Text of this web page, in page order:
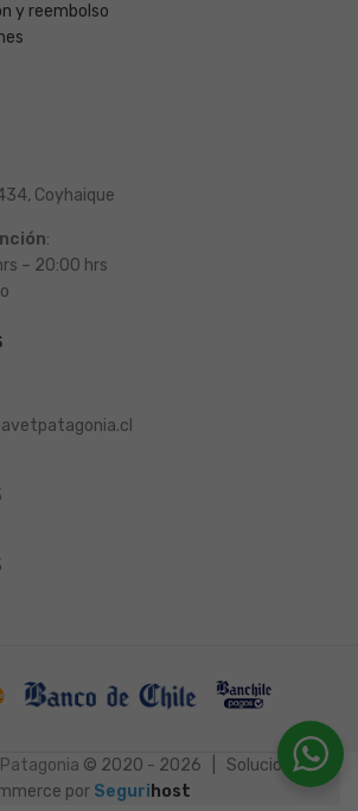
y reembolso
Coyhaique
:
– 20:00 hrs
Patagonia © 2020 - 2026 | Soluciones e-
por Segurihost